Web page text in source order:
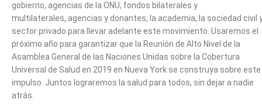
gobierno, agencias de la ONU, fondos bilaterales y
multilaterales, agencias y donantes, la academia, la sociedad civil
sector privado para llevar adelante este movimiento. Usaremos el
próximo año para garantizar que la Reunión de Alto Nivel de la
Asamblea General de las Naciones Unidas sobre la Cobertura
Universal de Salud en 2019 en Nueva York se construya sobre este
impulso. Juntos lograremos la salud para todos, sin dejar a nadie
atrás.